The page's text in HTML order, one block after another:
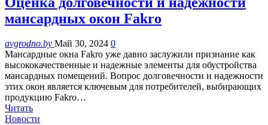
мансардных окон Fakro
avgrodno.by Май 30, 2024 0
Мансардные окна Fakro уже давно заслужили признание как
высококачественные и надежные элементы для обустройства
мансардных помещений. Вопрос долговечности и надежности
этих окон является ключевым для потребителей, выбирающих
продукцию Fakro…
Читать
Новости